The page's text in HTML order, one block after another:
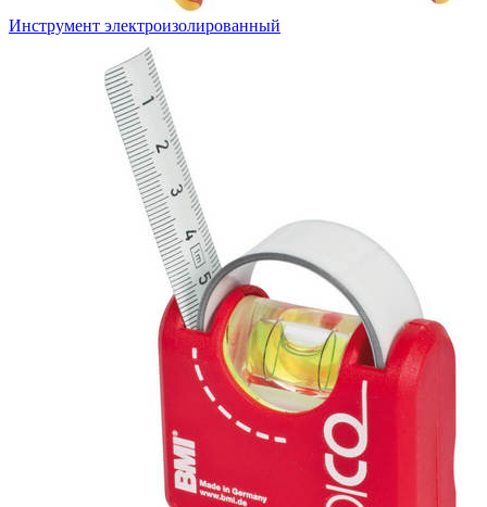
Инструмент электроизолированный